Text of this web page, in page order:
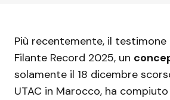
Più recentemente, il testimone
Filante Record 2025, un
solamente il 18 dicembre
UTAC in Marocco, ha compiuto